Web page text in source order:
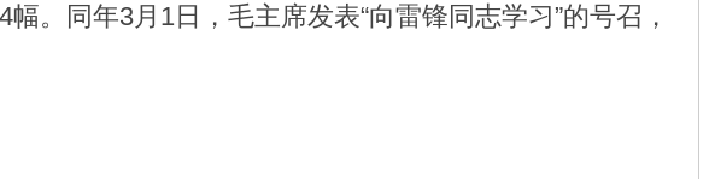
。同年3月1日，毛主席发表“向雷锋同志学习”的号召，